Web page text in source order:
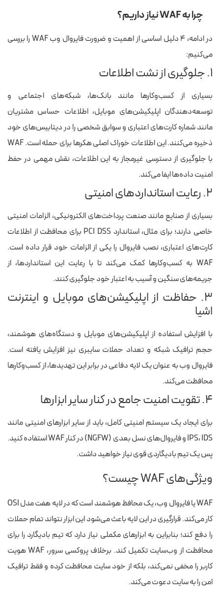
چرا به WAF نیاز داریم؟
در ادامه، ۴ دلیل اساسی از اهمیت و ضرورت فایروال وب WAF را بررسی
می‌کنیم:
۱. جلوگیری از نشت اطلاعات
بسیاری از کسب‌وکارها مانند بانک‌ها، شبکه‌های اجتماعی و
توسعه‌دهندگان اپلیکیشن‌های موبایل، اطلاعات حساس مشتریان
مانند شماره کارت‌های اعتباری و سوابق شخصی را در دیتابیس‌های خود
ذخیره می‌کنند. این اطلاعات خوراک اصلی هکرها برای حمله است. WAF
با جلوگیری از دسترسی غیرمجاز به این اطلاعات، نقش مهمی در حفظ
امنیت داده‌ها ایفا می‌کند.
۲. رعایت استانداردهای امنیتی
بسیاری از صنایع مانند صنعت پرداخت‌های الکترونیکی، الزامات امنیتی
خاصی دارند؛ برای مثال، استاندارد PCI DSS برای محافظت از اطلاعات
کارت‌های اعتباری، نصب فایروال را یکی از الزامات خود قرار داده است.
WAF به کسب‌وکارها کمک می‌کند تا با رعایت این استانداردها، از
جریمه‌های سنگین و آسیب به اعتبار خود جلوگیری کنند.
۳. حفاظت از اپلیکیشن‌های موبایل و اینترنت
اشیا
با افزایش استفاده از اپلیکیشن‌های موبایل و دستگاه‌های هوشمند،
حجم ترافیک شبکه و تعداد حملات سایبری نیز افزایش یافته است.
فایروال وب به عنوان یک لایه دفاعی در برابر این تهدیدها، از کسب‌وکارها
محافظت می‌کند.
۴. تقویت امنیت جامع در کنار سایر ابزارها
برای ایجاد یک سیستم امنیتی کامل، باید از سایر ابزارهای امنیتی مانند
IPS، IDS و فایروال‌های نسل بعدی (NGFW) در کنار WAF استفاده کنید.
پس یک تیم بادیگاردی قوی نیاز خواهید داشت.
ویژگی‌های WAF چیست؟
WAF یا فایروال وب، یک محافظ هوشمند است که در لایه هفت مدل OSI
کار می‌کند. قرارگیری در این لایه باعث می‌شود این ابزار نتواند تمام حملات
را دفع کند؛ بنابراین به ابزارهای مکملی نیاز دارد که تیم بادیگارد را برای
محافظت از وب‌سایت تکمیل کند. برخلاف پروکسی سرور، WAF هویت
کاربر را مخفی نمی‌کند، بلکه از خود سایت محافظت کرده و فقط ترافیک
امن را به سایت دعوت می‌کند.